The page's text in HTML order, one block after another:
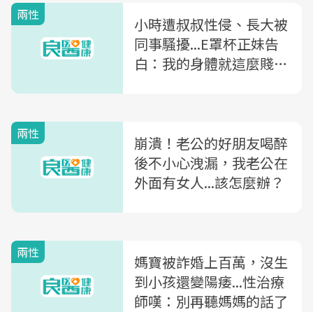
兩性
小時遭叔叔性侵、長大被
同事騷擾...E罩杯正妹告
白：我的身體就這麼賤
兩性
崩潰！老公的好朋友喝醉
後不小心洩漏，我老公在
外面有女人...該怎麼辦？
兩性
媽寶被詐婚上百萬，沒生
到小孩還變陽痿...性治療
師嘆：別再聽媽媽的話了